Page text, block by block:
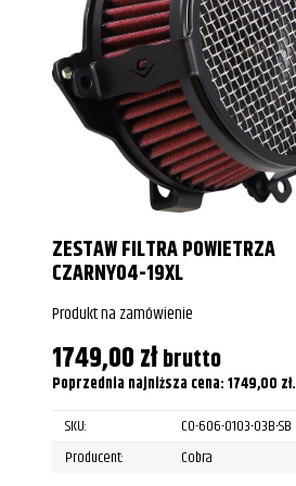
Yamaha
Yamaha
Yamaha
Yamaha
Yamaha
Yamaha
Yamaha
ZESTAW FILTRA POWIETRZA
CZARNY04-19XL
Produkt na zamówienie
1749,00złbrutto
Poprzednia najniższa cena:1749,00 zł.
SKU:
CO-606-0103-03B-SB
Producent:
Cobra